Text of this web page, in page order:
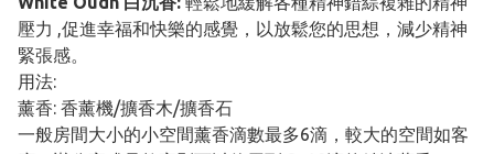
壓力 ,促進幸福和快樂的感覺，以放鬆您的思想，減少精神
緊張感。
用法:
薰香: 香薰機/擴香木/擴香石
一般房間大小的小空間薰香滴數最多6滴，較大的空間如客